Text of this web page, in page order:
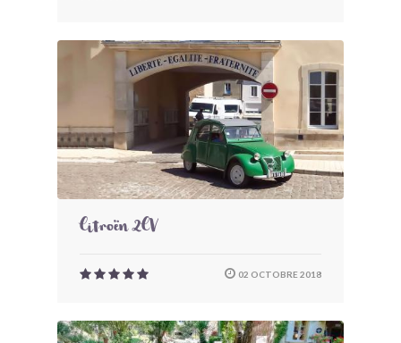
Citroën 2CV
02 OCTOBRE 2018